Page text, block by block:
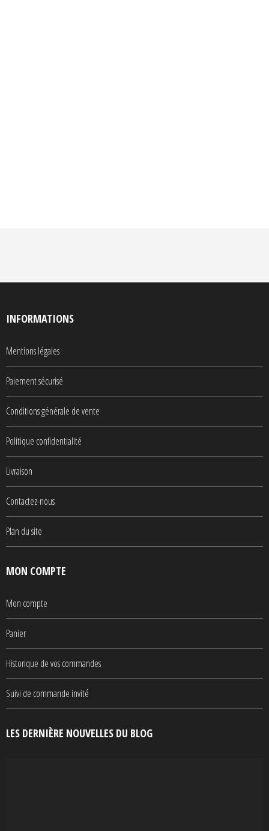
INFORMATIONS
Mentions légales
Paiement sécurisé
Conditions générale de vente
Politique confidentialité
Livraison
Contactez-nous
Plan du site
MON COMPTE
Mon compte
Panier
Historique de vos commandes
Suivi de commande invité
LES DERNIÈRE NOUVELLES DU BLOG